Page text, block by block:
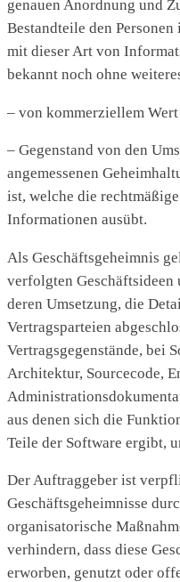
genauen Anordnung und
Bestandteile den
mit dieser Art von
bekannt noch ohne
– von kommerziellem
– Gegenstand von den
angemessenen
ist, welche die
Informationen ausübt.
Als Geschäftsgeheimnis
verfolgten Geschäftsideen
deren Umsetzung, die
Vertragsparteien
Vertragsgegenstände, bei
Architektur, Sourcecode,
aus denen sich die
Teile der Software ergibt,
Der Auftraggeber ist
Geschäftsgeheimnisse
organisatorische
verhindern, dass diese
erworben, genutzt oder